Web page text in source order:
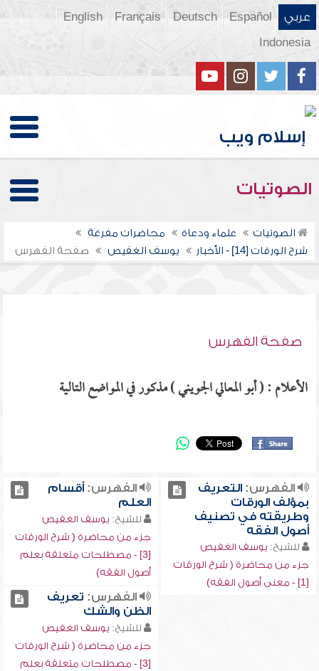
عربي Español
Deutsch
Français
English
Indonesia
الصوتيات
الصوتيات علماء ودعاة
محاضرات مفرغة
شرح الورقات [14] - الأخبار
يوسف الغفيص صفحة الفهرس
صفحة الفهرس
الأعلام : ( أبو المعالي الجويني ) مذكور في المواضع التالية
الفهرس:التعريف
بمؤلف الورقات
وطريقته في تصنيف
أصول الفقه
للشيخ: يوسف الغفيص
جزء من محاضرة ( شرح الورقات
[1] - معنى أصول الفقه)
الفهرس:أقسام
العلم
للشيخ: يوسف الغفيص
جزء من محاضرة ( شرح الورقات
[3] - مصطلحات متعلقة بعلم
أصول الفقه)
الفهرس: تعريف
الظن والشك
للشيخ: يوسف الغفيص
جزء من محاضرة ( شرح الورقات
[3] - مصطلحات متعلقة بعلم